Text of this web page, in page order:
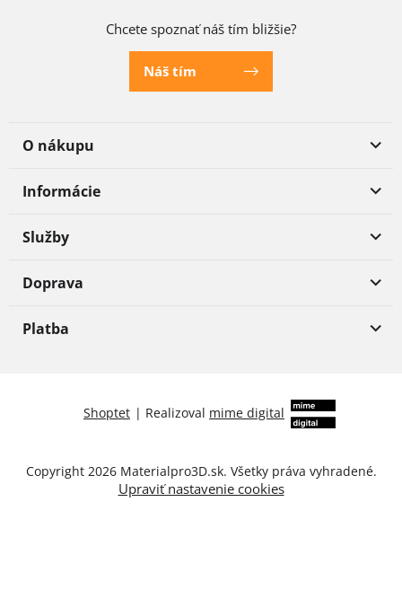
Chcete spoznať náš tím bližšie?
Náš tím
O nákupu
Informácie
Služby
Doprava
Platba
Shoptet | Realizoval mime digital
Copyright 2026 Materialpro3D.sk. Všetky práva vyhradené.
Upraviť nastavenie cookies